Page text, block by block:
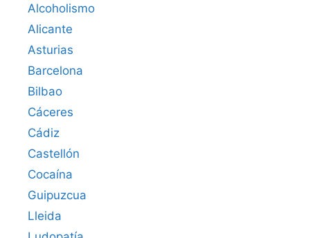
Alcoholismo
Alicante
Asturias
Barcelona
Bilbao
Cáceres‎
Cádiz
Castellón
Cocaína
Guipuzcua
Lleida